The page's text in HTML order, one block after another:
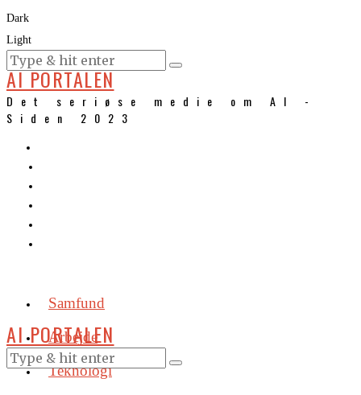
Dark
Light
KURSER
AI PORTALEN
Det seriøse medie om AI -
Siden 2023
Samfund
Arbejde
Teknologi
AI PORTALEN